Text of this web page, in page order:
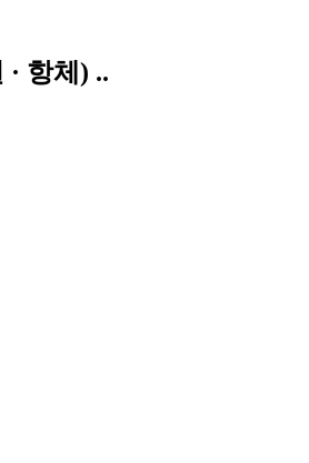
항체) ..